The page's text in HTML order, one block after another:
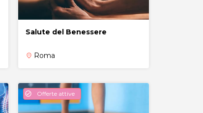
Salute del Benessere
place Roma
check_circle Offerte attive